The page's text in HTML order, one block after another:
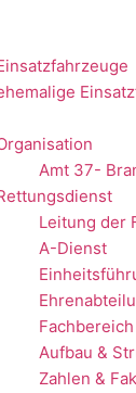
Amt 37-
Leitung der
A-Dienst
Aufbau &
Zahlen &